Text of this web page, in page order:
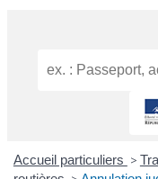
Accueil particuliers >